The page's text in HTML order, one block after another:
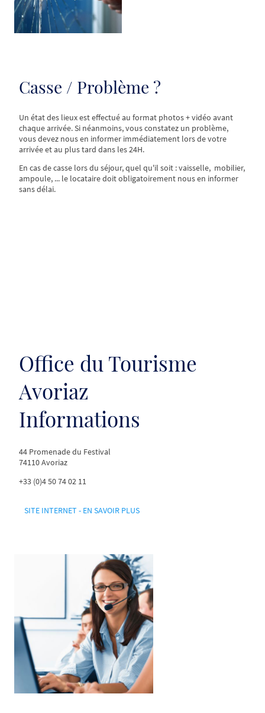
Casse / Problème ?
Un état des lieux est effectué au format photos + vidéo avant
chaque arrivée. Si néanmoins, vous constatez un problème,
vous devez nous en informer immédiatement lors de votre
arrivée et au plus tard dans les 24H.
En cas de casse lors du séjour, quel qu'il soit : vaisselle, mobilier,
ampoule, ... le locataire doit obligatoirement nous en informer
sans délai.
Office du Tourisme
Avoriaz
Informations
44 Promenade du Festival
74110 Avoriaz
+33 (0)4 50 74 02 11
SITE INTERNET - EN SAVOIR PLUS